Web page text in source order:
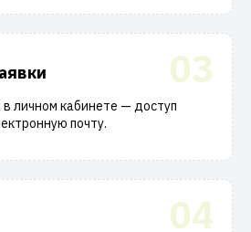
03
личном кабинете — доступ
почту.
04